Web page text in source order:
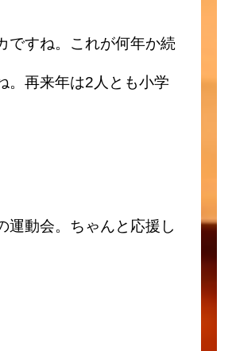
ですね。これが何年か続
。再来年は2人とも小学
動会。ちゃんと応援し